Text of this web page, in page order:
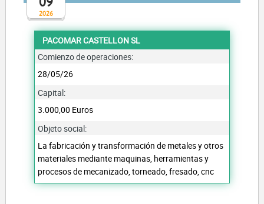
2026
PACOMAR CASTELLON SL
Comienzo de operaciones:
28/05/26
Capital:
3.000,00 Euros
Objeto social:
La fabricación y transformación de metales y otros
materiales mediante maquinas, herramientas y
procesos de mecanizado, torneado, fresado, cnc